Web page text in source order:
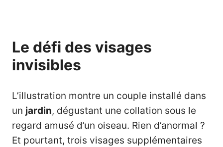
Le défi des visages
invisibles
L’illustration montre un couple installé dans
un jardin, dégustant une collation sous le
regard amusé d’un oiseau. Rien d’anormal ?
Et pourtant, trois visages supplémentaires